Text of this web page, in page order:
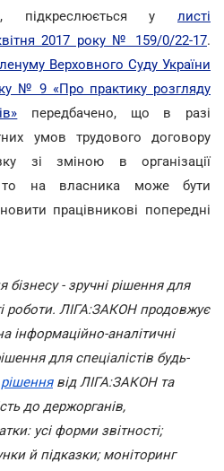
підкреслюється у листі
2017 року № 159/0/22-17.
Верховного Суду України
№ 9 «Про практику розгляду
передбачено, що в разі
умов трудового договору
зі зміною в організації
то на власника може бути
працівникові попередні
- зручні рішення для
роботи. ЛІГА:ЗАКОН продовжує
інформаційно-аналітичні
для спеціалістів будь-
від ЛІГА:ЗАКОН та
до держорганів,
усі форми звітності;
й підказки; моніторинг